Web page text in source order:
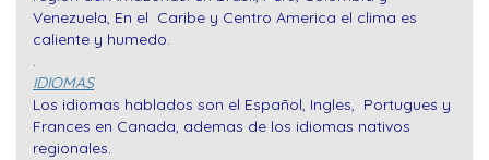
Venezuela, En el Caribe y Centro America el clima es
caliente y humedo.
.
IDIOMAS
Los idiomas hablados son el Español, Ingles, Portugues y
Frances en Canada, ademas de los idiomas nativos
regionales.